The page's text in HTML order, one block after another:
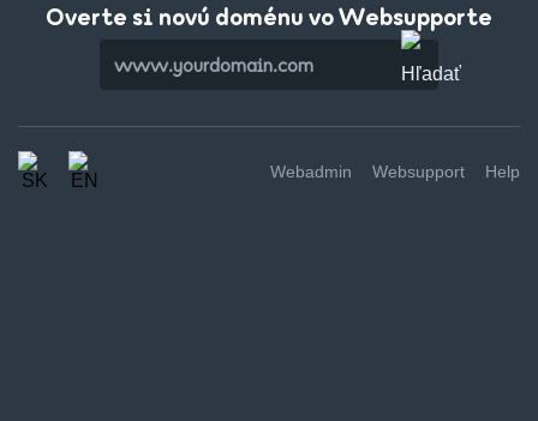
Overte si novú doménu vo Websupporte
Webadmin Websupport Help